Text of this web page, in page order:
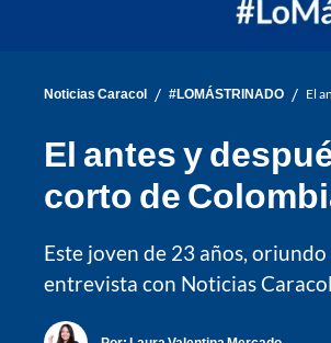
Noticias Caracol / #LOMÁSTRINADO / El
El antes y
corto de
Este joven de 23 años,
entrevista con Noticias